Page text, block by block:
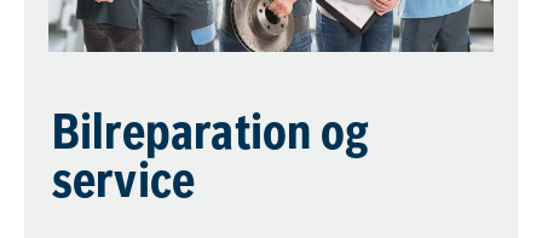
Bilreparation og
service